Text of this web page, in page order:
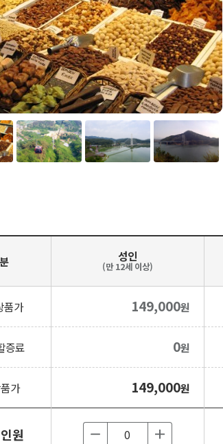
성인
(만 12세 이상)
품가 149,000원
증료 0원
가 149,000원
원